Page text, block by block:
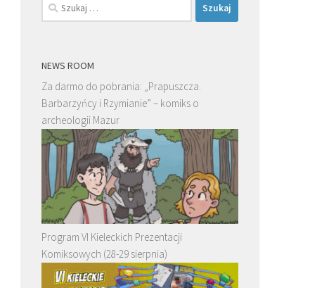
NEWS ROOM
Za darmo do pobrania: „Prapuszcza.
Barbarzyńcy i Rzymianie” – komiks o
archeologii Mazur
Program VI Kieleckich Prezentacji
Komiksowych (28-29 sierpnia)